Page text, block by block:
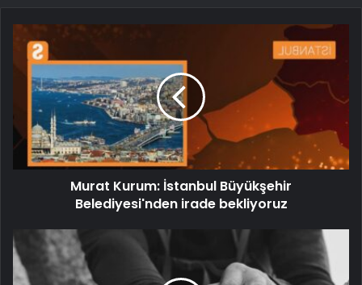
Murat Kurum: İstanbul Büyükşehir
Belediyesi'nden irade bekliyoruz